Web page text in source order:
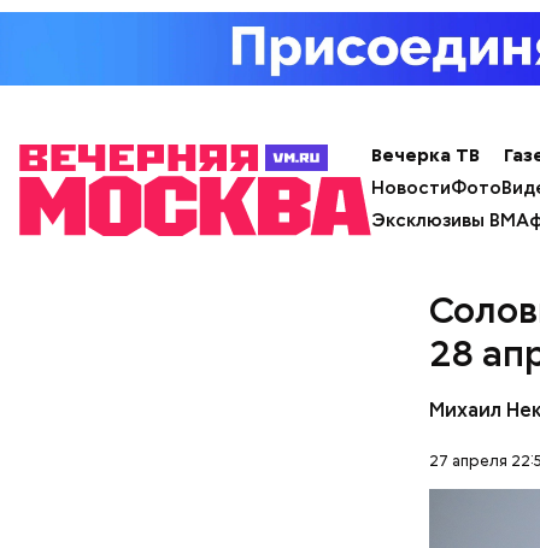
Вечерка ТВ
НовостиФото
Эксклюзивы ВМ
28
Михаил
27 апреля
День